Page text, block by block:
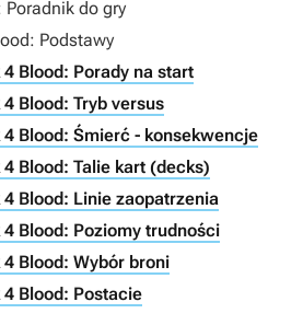
Poradnik do gry
Podstawy
4 Blood: Porady na start
4 Blood: Tryb versus
4 Blood: Śmierć - konsekwencje
4 Blood: Talie kart (decks)
4 Blood: Linie zaopatrzenia
4 Blood: Poziomy trudności
4 Blood: Wybór broni
4 Blood: Postacie